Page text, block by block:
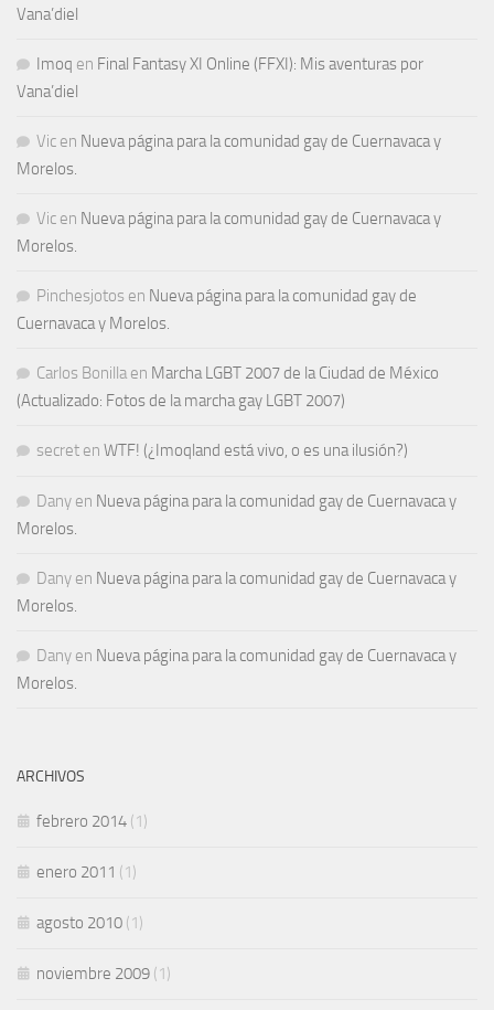
Vana’diel
Imoq en Final Fantasy XI Online (FFXI): Mis aventuras por
Vana’diel
Vic en Nueva página para la comunidad gay de Cuernavaca y
Morelos.
Vic en Nueva página para la comunidad gay de Cuernavaca y
Morelos.
Pinchesjotos en Nueva página para la comunidad gay de
Cuernavaca y Morelos.
Carlos Bonilla en Marcha LGBT 2007 de la Ciudad de México
(Actualizado: Fotos de la marcha gay LGBT 2007)
secret en WTF! (¿Imoqland está vivo, o es una ilusión?)
Dany en Nueva página para la comunidad gay de Cuernavaca y
Morelos.
Dany en Nueva página para la comunidad gay de Cuernavaca y
Morelos.
Dany en Nueva página para la comunidad gay de Cuernavaca y
Morelos.
ARCHIVOS
febrero 2014 (1)
enero 2011 (1)
agosto 2010 (1)
noviembre 2009 (1)